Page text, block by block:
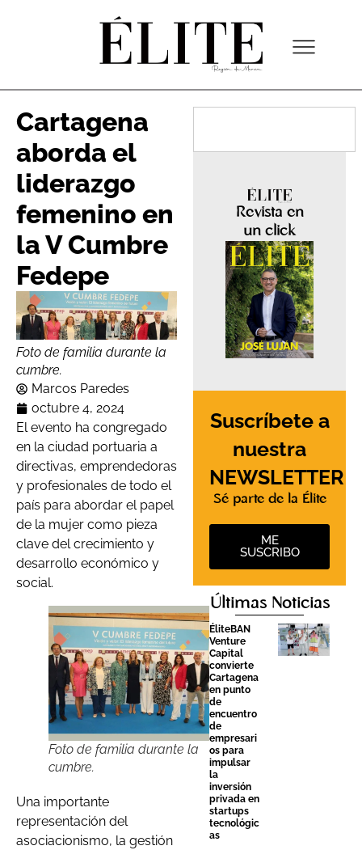
Cartagena
aborda el
liderazgo
femenino en
la V Cumbre
Fedepe
Foto de familia durante la
cumbre.
Marcos Paredes
octubre 4, 2024
El evento ha congregado
en la ciudad portuaria a
directivas, emprendedoras
y profesionales de todo el
país para abordar el papel
de la mujer como pieza
clave del crecimiento y
desarrollo económico y
social.
Foto de familia durante la
cumbre.
Una importante
representación del
asociacionismo, la gestión
Revista en
un click
Suscríbete a
nuestra
NEWSLETTER
Sé parte de la Élite
ME
SUSCRIBO
Últimas Noticias
ÉliteBAN
Venture
Capital
convierte
Cartagena
en punto
de
encuentro
de
empresari
os para
impulsar
la
inversión
privada en
startups
tecnológic
as